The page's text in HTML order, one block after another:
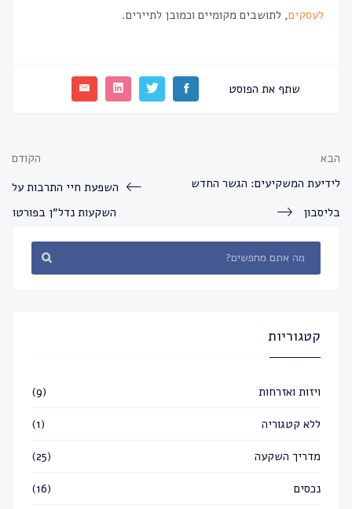
לעסקים, לתושבים מקומיים וכמובן לתיירים.
שתף את הפוסט
הקודם
השפעת חיי התרבות על
השקעות נדל״ן בפורטו
הבא
לידיעת המשקיעים: הגשר החדש
בליסבון
קטגוריות
ויזות ואזרחות (9)
ללא קטגוריה (1)
מדריך השקעה (25)
נכסים (16)